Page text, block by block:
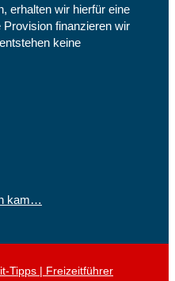
erhalten wir hierfür eine
finanzieren wir
keine
kam…
Tipps | Freizeitführer